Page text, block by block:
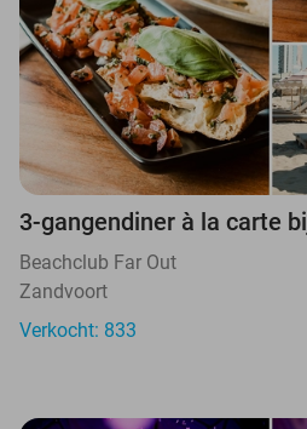
3-gangendiner à la carte
Beachclub Far Out
Zandvoort
Verkocht: 833